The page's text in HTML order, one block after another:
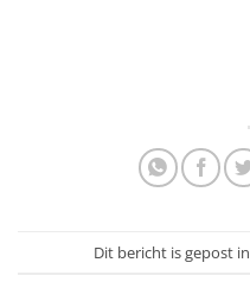
Dit bericht is gepost in